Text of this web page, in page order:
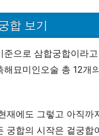
합 보기
준으로 삼합궁합이라
해묘미인오술 총 12개
재에도 그렇고 아직
궁합의 시작은 겉궁